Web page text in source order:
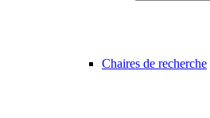
Chaires de recherche